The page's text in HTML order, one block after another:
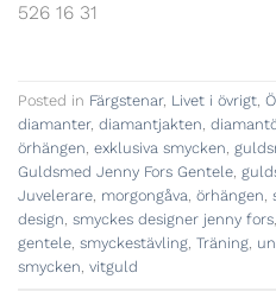
526 16 31
Posted in Färgstenar, Livet i övrigt,
diamanter, diamantjakten,
örhängen, exklusiva smycken,
Guldsmed Jenny Fors Gentele,
Juvelerare, morgongåva, örhängen,
design, smyckes designer jenny fors,
gentele, smyckestävling, Träning,
smycken, vitguld